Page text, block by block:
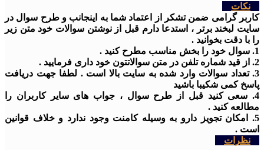
نکات
کاربر گرامی ضمن تشکر از اعتماد شما به اینجانب و طرح سوال در
سایت لبخند برتر ، استدعا دارم قبل از نوشتن سوالات خود متن زیر
را با دقت بخوانید .
1. سوال خود را بخش مناسب مطرح کنید .
2. از قید شماره تلفن در متن سوالاتتون خود داری فرمایید .
3. تعداد سوالات وارد شده به سایت بالا است . لطفا جهت دریافت
پاسخ کمی شکیبا باشید
4. سعی کنید قبل از طرح سوال ، جواب های سایر کاربران را
مطالعه کنید .
5. امکان تجویز دارو به وسیله کامنت وجود ندارد و خلاف قوانین
است .
نظرات